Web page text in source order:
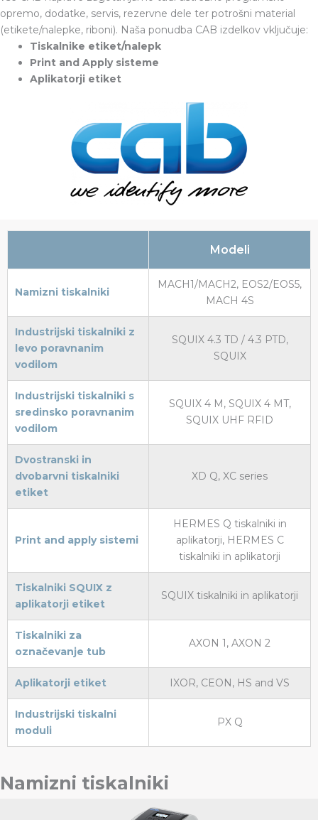
opremo, dodatke, servis, rezervne dele ter potrošni material
(etikete/nalepke, riboni). Naša ponudba CAB izdelkov vključuje:
Tiskalnike etiket/nalepk
Print and Apply sisteme
Aplikatorji etiket
Modeli
Namizni tiskalniki
MACH1/MACH2, EOS2/EOS5,
MACH 4S
Industrijski tiskalniki z
levo poravnanim
vodilom
SQUIX 4.3 TD / 4.3 PTD,
SQUIX
Industrijski tiskalniki s
sredinsko poravnanim
vodilom
SQUIX 4 M, SQUIX 4 MT,
SQUIX UHF RFID
Dvostranski in
dvobarvni tiskalniki
etiket
XD Q, XC series
Print and apply sistemi
HERMES Q tiskalniki in
aplikatorji, HERMES C
tiskalniki in aplikatorji
Tiskalniki SQUIX z
aplikatorji etiket
SQUIX tiskalniki in aplikatorji
Tiskalniki za
označevanje tub
AXON 1, AXON 2
Aplikatorji etiket IXOR, CEON, HS and VS
Industrijski tiskalni
moduli
PX Q
Namizni tiskalniki